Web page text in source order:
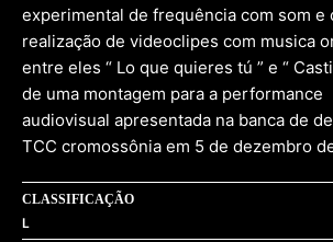
experimental de frequência com som e
realização de videoclipes com musica
entre eles “ Lo que quieres tú ” e “
de uma montagem para a performance
audiovisual apresentada na banca de
TCC cromossônia em 5 de dezembro
CLASSIFICAÇÃO
L